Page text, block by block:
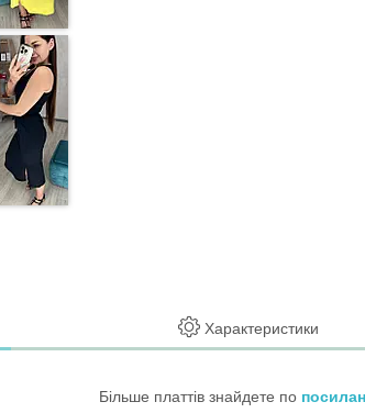
Характеристики
Більше платтів знайдете по